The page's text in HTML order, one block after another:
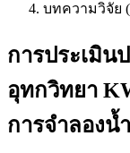
บทความวิจัย
การประเมิน
อุทกวิทยา
การจำลอง